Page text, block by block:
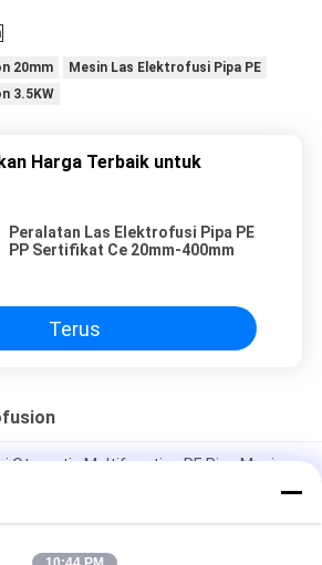
20mm
Mesin Las Elektrofusi Pipa PE
3.5KW
Harga Terbaik untuk
Peralatan Las Elektrofusi Pipa PE
PP Sertifikat Ce 20mm-400mm
Terus
Otomatis Multifunction PE Pipe Mesin
Elektrofusi Produsen
Pipa PE Multifungsi Otomatis 220V